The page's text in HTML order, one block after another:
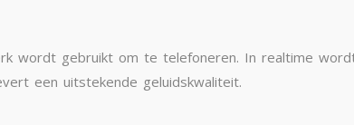
wordt gebruikt om te telefoneren. In realtime
een uitstekende geluidskwaliteit.